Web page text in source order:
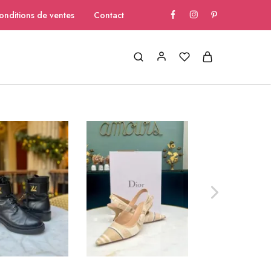
de ventes Contact